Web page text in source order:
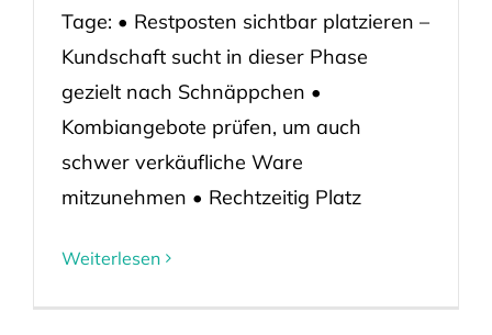
Tage: • Restposten sichtbar platzieren –
Kundschaft sucht in dieser Phase
gezielt nach Schnäppchen •
Kombiangebote prüfen, um auch
schwer verkäufliche Ware
mitzunehmen • Rechtzeitig Platz
Weiterlesen